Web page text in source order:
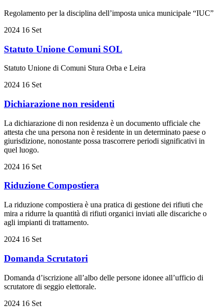
Regolamento per la disciplina dell’imposta unica municipale “IUC”
2024 16 Set
Statuto Unione Comuni SOL
Statuto Unione di Comuni Stura Orba e Leira
2024 16 Set
Dichiarazione non residenti
La dichiarazione di non residenza è un documento ufficiale che
attesta che una persona non è residente in un determinato paese o
giurisdizione, nonostante possa trascorrere periodi significativi in
quel luogo.
2024 16 Set
Riduzione Compostiera
La riduzione compostiera è una pratica di gestione dei rifiuti che
mira a ridurre la quantità di rifiuti organici inviati alle discariche o
agli impianti di trattamento.
2024 16 Set
Domanda Scrutatori
Domanda d’iscrizione all’albo delle persone idonee all’ufficio di
scrutatore di seggio elettorale.
2024 16 Set